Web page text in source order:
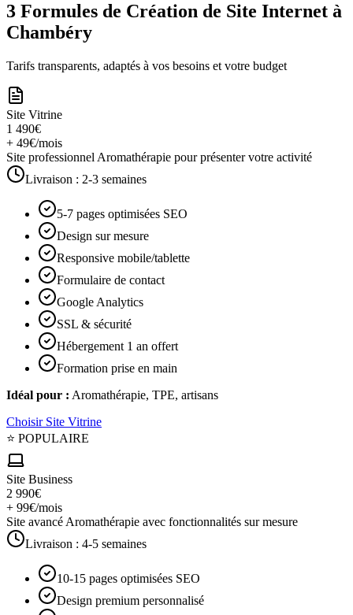
3 Formules de Création de Site Internet à
Chambéry
Tarifs transparents, adaptés à vos besoins et votre budget
Site Vitrine
1 490€
+ 49€/mois
Site professionnel Aromathérapie pour présenter votre activité
Livraison : 2-3 semaines
5-7 pages optimisées SEO
Design sur mesure
Responsive mobile/tablette
Formulaire de contact
Google Analytics
SSL & sécurité
Hébergement 1 an offert
Formation prise en main
Idéal pour : Aromathérapie, TPE, artisans
Choisir Site Vitrine
⭐ POPULAIRE
Site Business
2 990€
+ 99€/mois
Site avancé Aromathérapie avec fonctionnalités sur mesure
Livraison : 4-5 semaines
10-15 pages optimisées SEO
Design premium personnalisé